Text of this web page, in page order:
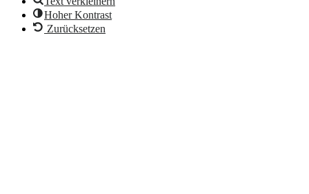
Hoher Kontrast
Zurücksetzen